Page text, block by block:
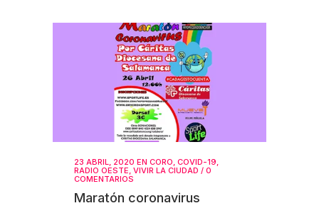
23 ABRIL, 2020 EN CORO, COVID-19,
RADIO OESTE, VIVIR LA CIUDAD / 0
COMENTARIOS
Maratón coronavirus